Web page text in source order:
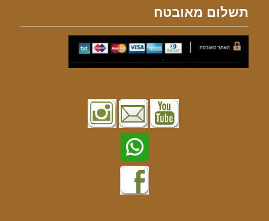
תשלום מאובטח